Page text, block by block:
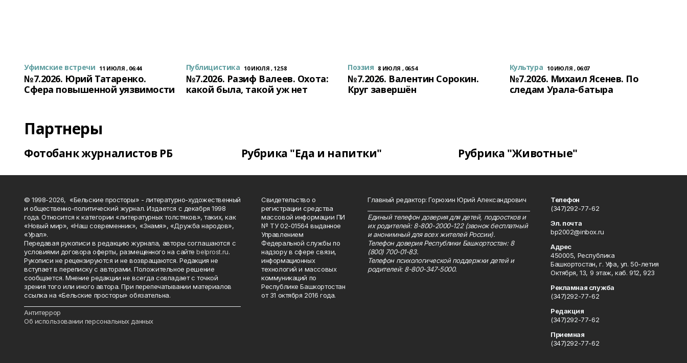
Уфимские встречи 11 ИЮЛЯ , 06:44
№7.2026. Юрий Татаренко.
Сфера повышенной уязвимости
Публицистика 10 ИЮЛЯ , 12:58
№7.2026. Разиф Валеев. Охота:
какой была, такой уж нет
Поэзия 8 ИЮЛЯ , 06:54
№7.2026. Валентин Сорокин.
Круг завершён
Культура 10 ИЮЛЯ , 06:07
№7.2026. Михаил Ясенев. По
следам Урала-батыра
Партнеры
Фотобанк журналистов РБ Рубрика "Еда и напитки" Рубрика "Животные"
© 1998-2026, «Бельские просторы» - литературно-художественный
и общественно-политический журнал. Издается с декабря 1998
года. Относится к категории «литературных толстяков», таких, как
«Новый мир», «Наш современник», «Знамя», «Дружба народов»,
«Урал».
Передавая рукописи в редакцию журнала, авторы соглашаются с
условиями договора оферты, размещенного на сайтеbelprost.ru.
Рукописи не рецензируются и не возвращаются. Редакция не
вступает в переписку с авторами. Положительное решение
сообщается. Мнение редакции не всегда совпадает с точкой
зрения того или иного автора. При перепечатывании материалов
ссылка на «Бельские просторы» обязательна.
Антитеррор
Об использовании персональных данных
Свидетельство о
регистрации средства
массовой информации ПИ
№ ТУ 02-01564 выданное
Управлением
Федеральной службы по
надзору в сфере связи,
информационных
технологий и массовых
коммуникаций по
Республике Башкортостан
от 31 октября 2016 года.
Главный редактор: Горюхин Юрий Александрович
Единый телефон доверия для детей, подростков и
их родителей: 8-800-2000-122 (звонок бесплатный
и анонимный для всех жителей России).
Телефон доверия Республики Башкортостан: 8
(800) 700-01-83.
Телефон психологической поддержки детей и
родителей: 8-800-347-5000.
Телефон
(347)292-77-62
Эл. почта
bp2002@inbox.ru
Адрес
450005, Республика
Башкортостан, г. Уфа, ул. 50-летия
Октября, 13, 9 этаж, каб. 912, 923
Рекламная служба
(347)292-77-62
Редакция
(347)292-77-62
Приемная
(347)292-77-62